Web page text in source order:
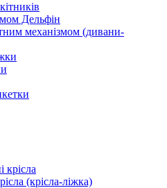
Дельфін
механізмом (дивани-
крісла
(крісла-ліжка)